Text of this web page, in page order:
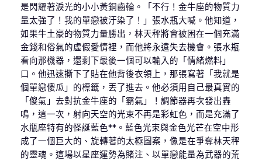
是閃耀著淚光的小小黃銅齒輪。「不行！金牛座的物質力
量太強了！我的單戀被汙染了！」張水瓶大喊。他知道，
如果牛土豪的物質力量勝出，林天秤將會被困在一個充滿
金錢和俗氣的虛假愛情裡，而他將永遠失去機會。張水瓶
看向那機器，還剩下最後一個可以輸入的「情緒燃料」
口。他迅速撕下了貼在他背後衣領上，那張寫著「我就是
個單戀傻瓜」的標籤，丟了進去。他必須用自己最真實的
「傻氣」去對抗金牛座的「霸氣」！調節器再次發出轟
鳴，這一次，射向天空的光束不再是彩虹色，而是充滿了
水瓶座特有的怪誕藍色**。藍色光束與金色光芒在空中形
成了一個巨大的、旋轉著的太極圖案，像是在爭奪林天秤
的靈魂。這場以星座運勢為賭注、以單戀能量為武器的荒